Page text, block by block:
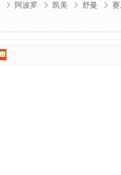
阿波罗 凯美 舒曼